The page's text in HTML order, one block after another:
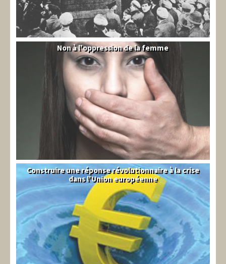
Syrie
Non à l'oppression de la femme
Syndical
Construire une réponse révolutionnaire à la crise
dans l'Union européenne